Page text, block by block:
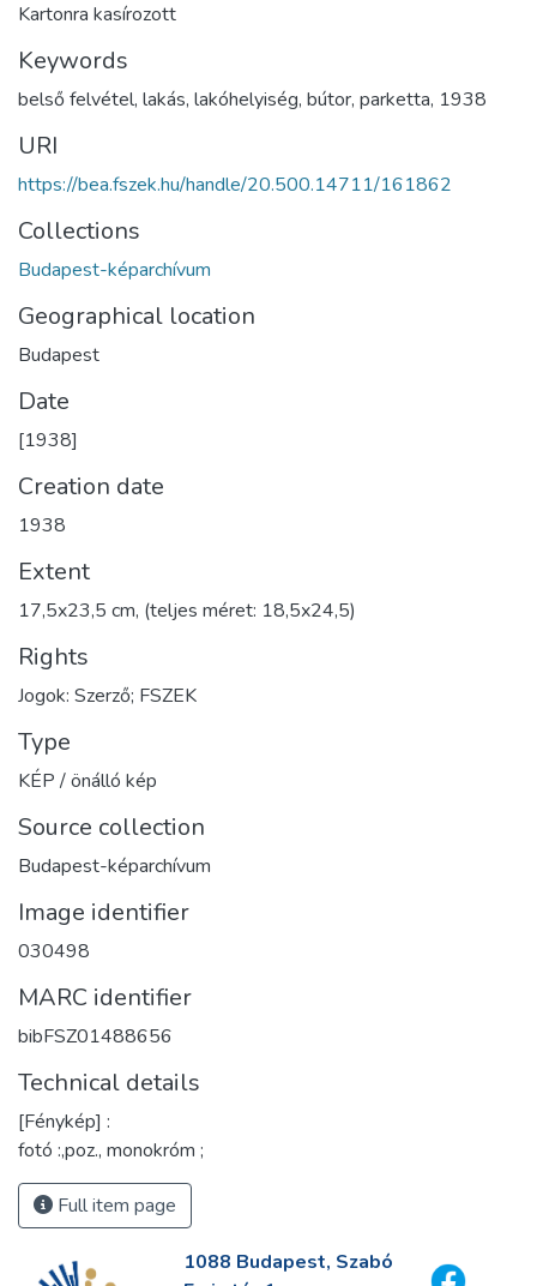
Kartonra kasírozott
Keywords
belső felvétel, lakás, lakóhelyiség, bútor, parketta, 1938
URI
https://bea.fszek.hu/handle/20.500.14711/161862
Collections
Budapest-képarchívum
Geographical location
Budapest
Date
[1938]
Creation date
1938
Extent
17,5x23,5 cm, (teljes méret: 18,5x24,5)
Rights
Jogok: Szerző; FSZEK
Type
KÉP / önálló kép
Source collection
Budapest-képarchívum
Image identifier
030498
MARC identifier
bibFSZ01488656
Technical details
[Fénykép] :
fotó :,poz., monokróm ;
Full item page
1088 Budapest, Szabó